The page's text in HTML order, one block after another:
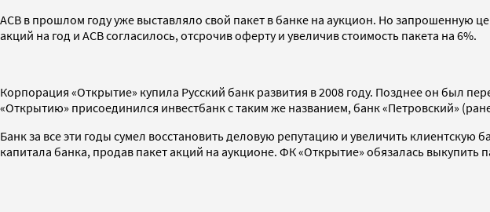
АСВ в прошлом году уже выставляло свой пакет в банке на аукцион. Но
акций на год и АСВ согласилось, отсрочив оферту и увеличив стоимость пакета на 6%.
Корпорация «Открытие» купила Русский банк развития в 2008 году. Позднее он был
«Открытию» присоединился инвестбанк с таким же названием, банк «Петровский»
Банк за все эти годы сумел восстановить деловую репутацию и увеличить
капитала банка, продав пакет акций на аукционе. ФК «Открытие» обязалась выкупить